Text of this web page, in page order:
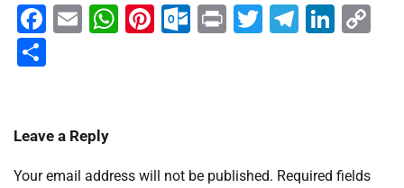
Facebook
EmailWhatsApp
Pinterest
Outlook.com
PrintTwitter
Leave a Reply
Your email address will not be published. Required fields